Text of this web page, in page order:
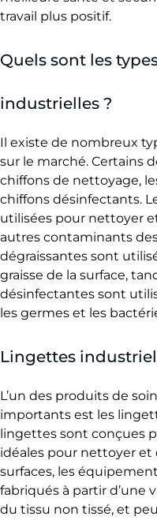
l
travail plus positif.
Quels sont les
industrielles ?
Il existe de nombreux
sur le marché. Certains
chiffons de nettoyage,
chiffons désinfectants.
utilisées pour nettoyer
autres contaminants
dégraissantes sont
graisse de la surface,
désinfectantes sont
les germes et les
Lingettes
L’un des produits de
importants est les
lingettes sont conçues
idéales pour nettoyer et
surfaces, les
fabriqués à partir d’une
du tissu non tissé, et